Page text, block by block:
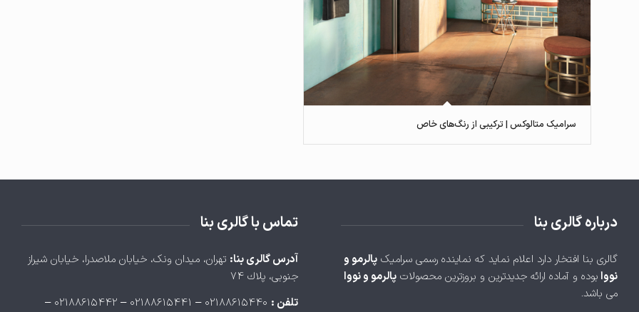
سرامیک متالوکس | ترکیبی از رنگ‌های خاص
درباره گالری بنا
گالری بنا افتخار دارد اعلام نماید که نماینده رسمی سرامیک پالرمو و
نووابوده و آماده ارائه جدیدترین و بروزترین محصولات پالرمو و نووا
می باشد.
تماس با گالری بنا
آدرس گالری بنا: تهران، ميدان ونک، خيابان ملاصدرا، خيابان شيراز
جنوبی، پلاك ۷۴
تلفن :
۰۲۱۸۸۶۱۵۴۴۰ – ۰۲۱۸۸۶۱۵۴۴۱ – ۰۲۱۸۸۶۱۵۴۴۲ –